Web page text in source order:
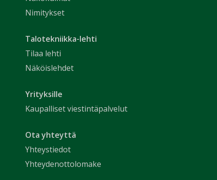
Nimitykset
Talotekniikka-lehti
Tilaa lehti
Näköislehdet
Yrityksille
Kaupalliset viestintäpalvelut
Ota yhteyttä
Yhteystiedot
Yhteydenottolomake